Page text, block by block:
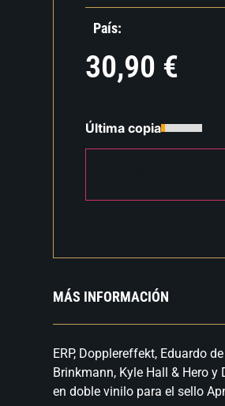
País:
30,90 €
Última copia
MÁS INFORMACIÓN
ERP, Dopplereffekt, Eduardo
Brinkmann, Kyle Hall & Hero
en doble vinilo para el sello